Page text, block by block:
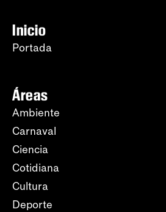
Inicio
Portada
Áreas
Ambiente
Carnaval
Ciencia
Cotidiana
Cultura
Deporte